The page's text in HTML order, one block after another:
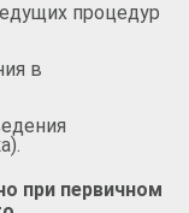
процедур
в
при первичном